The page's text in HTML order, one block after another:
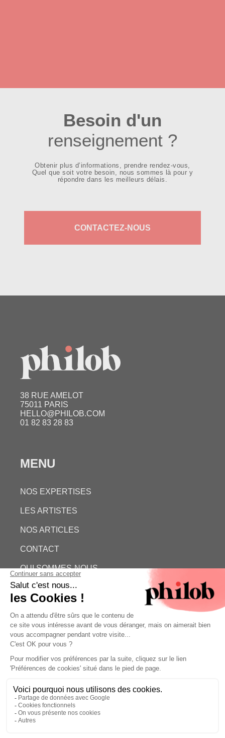
Besoin d'un
renseignement ?
Obtenir plus d’informations, prendre rendez-vous,
Quel que soit votre besoin, nous sommes là pour y
répondre dans les meilleurs délais.
CONTACTEZ-NOUS
38 RUE AMELOT
75011 PARIS
HELLO@PHILOB.COM
01 82 83 28 83
MENU
NOS EXPERTISES
LES ARTISTES
NOS ARTICLES
CONTACT
QUI SOMMES-NOUS
ESTIMATION GRATUITE
PHILOB
MENTIONS LÉGALES